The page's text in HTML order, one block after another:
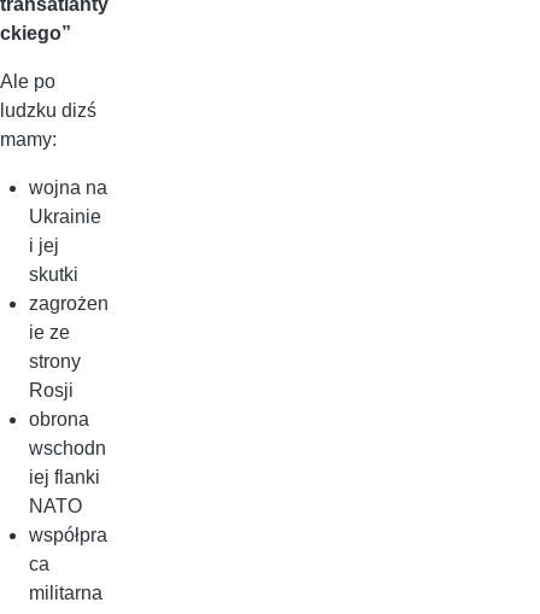
transatlanty
ckiego”
Ale po
ludzku dizś
mamy:
wojna na
Ukrainie
i jej
skutki
zagrożen
ie ze
strony
Rosji
obrona
wschodn
iej flanki
NATO
współpra
ca
militarna